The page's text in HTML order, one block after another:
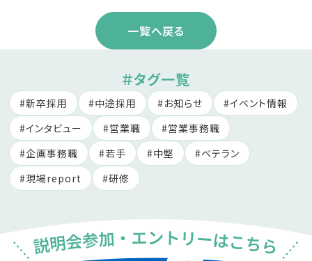
一覧へ戻る
＃タグ一覧
新卒採用 中途採用 お知らせ
イベント情報
インタビュー
営業職
営業事務職
企画事務職
若手 中堅
ベテラン
現場report
研修